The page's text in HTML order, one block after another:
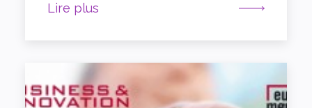
Lire plus